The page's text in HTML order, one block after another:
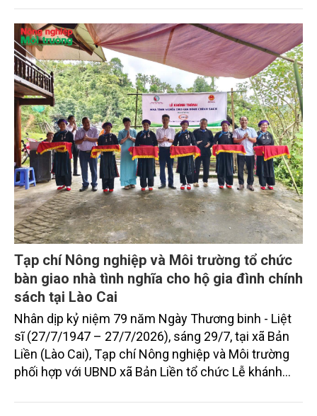
nguyên kinh tế biển xanh.
Tạp chí Nông nghiệp và Môi trường tổ chức
bàn giao nhà tình nghĩa cho hộ gia đình chính
sách tại Lào Cai
Nhân dịp kỷ niệm 79 năm Ngày Thương binh - Liệt
sĩ (27/7/1947 – 27/7/2026), sáng 29/7, tại xã Bản
Liền (Lào Cai), Tạp chí Nông nghiệp và Môi trường
phối hợp với UBND xã Bản Liền tổ chức Lễ khánh
chính sách ông Lâm A Ịnh, sinh năm 1975, dân tộc